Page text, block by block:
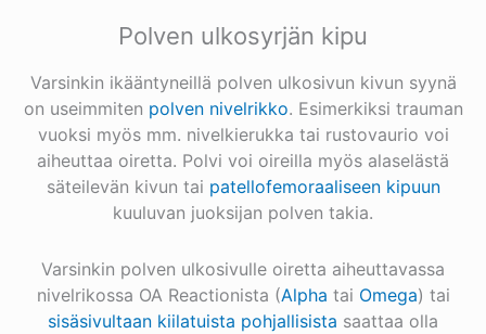
Polven ulkosyrjän kipu
Varsinkin ikääntyneillä polven ulkosivun kivun syynä
on useimmiten polven nivelrikko. Esimerkiksi trauman
vuoksi myös mm. nivelkierukka tai rustovaurio voi
aiheuttaa oiretta. Polvi voi oireilla myös alaselästä
säteilevän kivun tai patellofemoraaliseen kipuun
kuuluvan juoksijan polven takia.
Varsinkin polven ulkosivulle oiretta aiheuttavassa
nivelrikossa OA Reactionista (Alpha tai Omega) tai
sisäsivultaan kiilatuista pohjallisista saattaa olla